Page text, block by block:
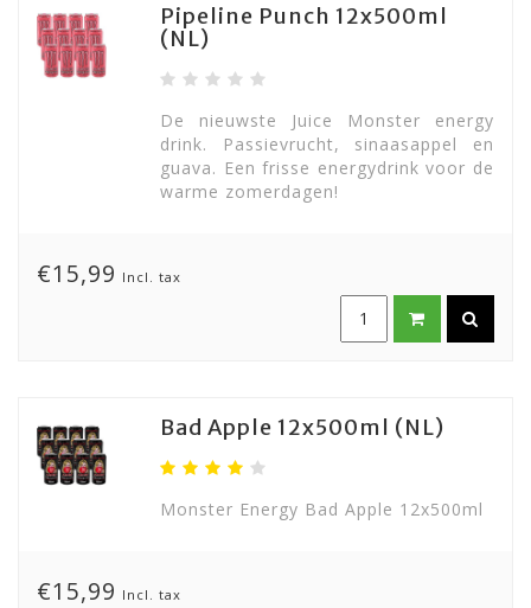
Pipeline Punch 12x500ml
(NL)
De nieuwste Juice Monster energy
drink. Passievrucht, sinaasappel en
guava. Een frisse energydrink voor de
warme zomerdagen!
€15,99 Incl. tax
Bad Apple 12x500ml (NL)
Monster Energy Bad Apple 12x500ml
€15,99 Incl. tax